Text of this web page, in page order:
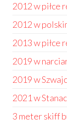
2012 w piłce
2012 w
2013 w piłce
2019 w
2019 w
2021 w
3 meter skiff